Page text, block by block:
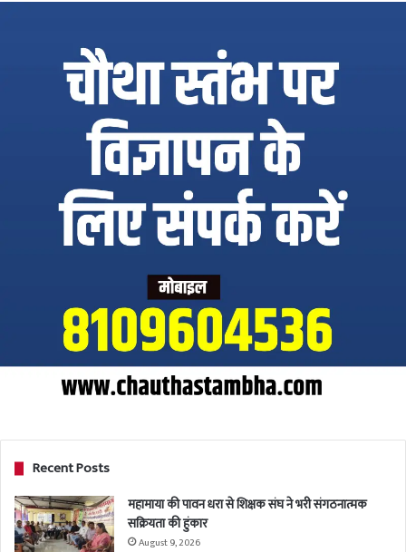
Recent Posts
महामाया की पावन धरा से शिक्षक संघ ने भरी संगठनात्मक
सक्रियता की हुंकार
August 9, 2026